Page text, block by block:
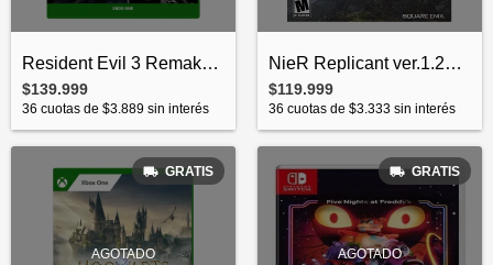
Resident Evil 3 Remake Standard Edition...
$139.999
36 cuotas de $3.889 sin interés
NieR Replicant ver.1.22474487139 Standar...
$119.999
36 cuotas de $3.333 sin interés
AGOTADO
GRATIS
AGOTADO
GRATIS